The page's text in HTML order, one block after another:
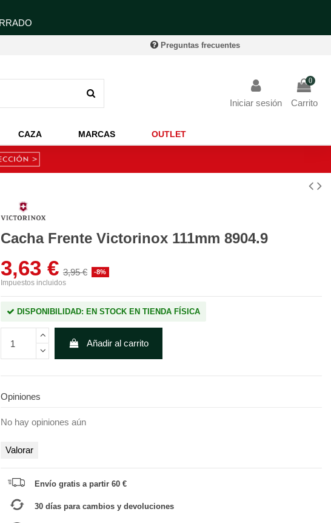
Preguntas frecuentes
Iniciar sesión
0
Carrito
CAZA MARCAS OUTLET
Cacha Frente Victorinox 111mm 8904.9
3,63 € 3,95 € -8%
Impuestos incluidos
DISPONIBILIDAD: EN STOCK EN TIENDA FÍSICA
Añadir al carrito
Opiniones
No hay opiniones aún
Valorar
Envío gratis a partir 60 €
30 días para cambios y devoluciones